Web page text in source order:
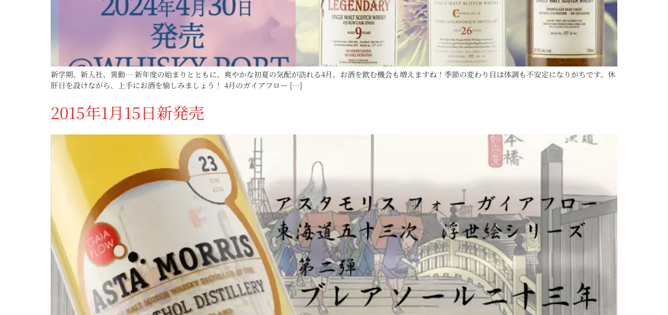
新学期、新入社、異動… 新年度の始まりとともに、爽やかな初夏の気配が訪れる4月。お酒を飲む機会も増えますね！季節の変わり目は体調も不安定になりがちです。休
肝日を設けながら、上手にお酒を愉しみましょう！ 4月のガイアフロー […]
2015年1月15日新発売